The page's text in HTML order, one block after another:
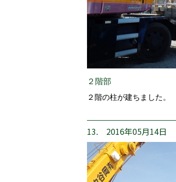
２階部
２階の柱が建ちました。
13. 2016年05月14日